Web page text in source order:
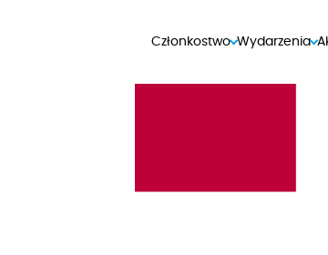
Członkostwo Wydarzenia